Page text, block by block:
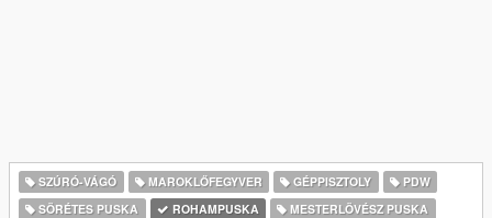
SZÚRÓ-VÁGÓ MAROKLŐFEGYVER GÉPPISZTOLY
PDW
SÖRÉTES PUSKA
ROHAMPUSKA
MESTERLÖVÉSZ PUSKA